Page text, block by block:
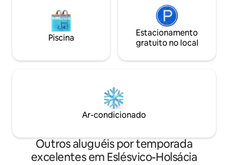
Piscina
Estacionamento
gratuito no local
Ar-condicionado
Outros aluguéis por temporada
excelentes em Eslésvico-Holsácia